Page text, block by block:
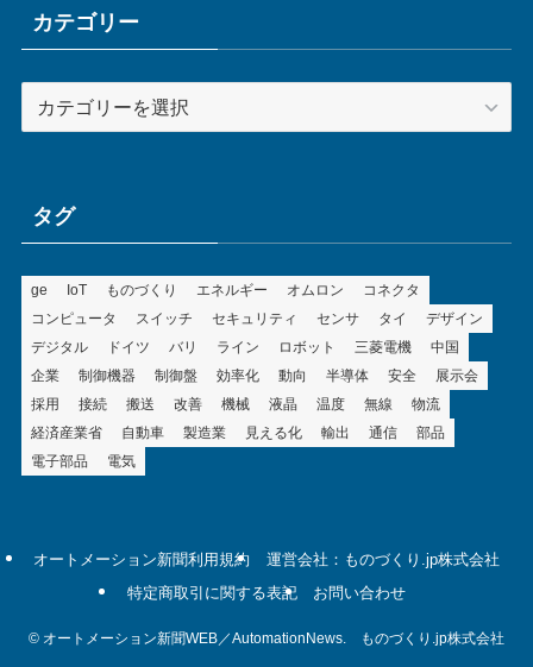
ブカテゴリー
テ
ータグ
ge IoT ものづくり エネルギー オムロン
コネクタ
コンピュータ
スイッチ セキュリティ センサ タイ
デザイン
デジタル
ドイツ バリ ライン ロボット 三菱電機
中国
企業
制御機器 制御盤 効率化 動向 半導体 安全
展示会
採用
接続 搬送 改善 機械 液晶 温度 無線
物流
経済産業省
自動車 製造業 見える化 輸出 通信
部品
電子部品
電気
オートメーション新聞利用規約
運営会社：ものづくり.jp株式会社
特定商取引に関する表記
お問い合わせ
© オートメーション新聞WEB／AutomationNews. ものづくり.jp株式会社